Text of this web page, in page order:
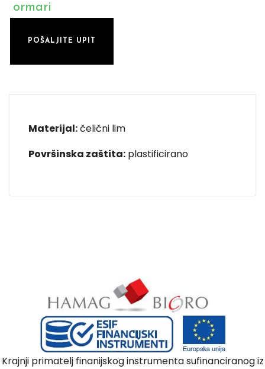
ormari
POŠALJITE UPIT
Materijal:čelični lim
Površinska zaštita: plastificirano
Krajnji primatelj finanijskog instrumenta sufinanciranog iz